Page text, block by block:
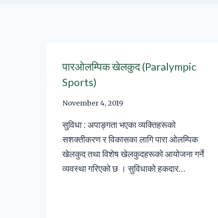
पारओलम्पिक खेलकुद (Paralympic
Sports)
November 4, 2019
सुविधा : अपाङ्गता भएका व्यक्तिहरूको
सशक्तीकरण र विकासका लागि पारा ओलम्पिक
खेलकुद तथा विशेष खेलकुदहरूको आयोजना गर्ने
व्यवस्था गरिएको छ । सुविधाको हकदार…